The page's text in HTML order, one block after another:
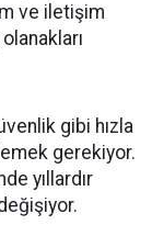
ve iletişim
gibi hızla
gerekiyor.
yıllardır